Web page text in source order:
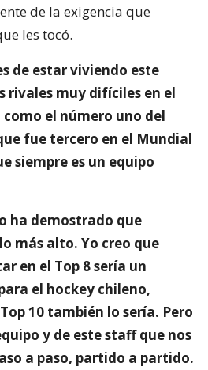
de la exigencia que
les tocó.
de estar viviendo este
rivales muy difíciles en el
como el número uno del
fue tercero en el Mundial
siempre es un equipo
ha demostrado que
más alto. Yo creo que
en el Top 8 sería un
el hockey chileno,
10 también lo sería. Pero
y de este staff que nos
a paso, partido a partido.